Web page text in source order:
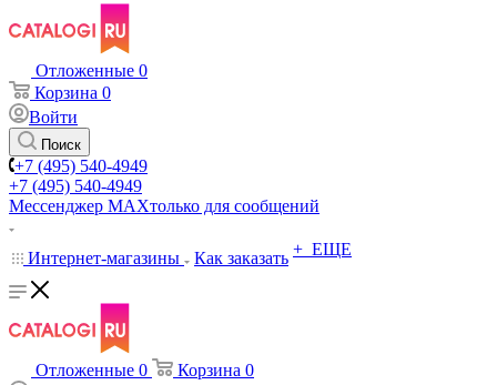
Отложенные 0
Корзина 0
Войти
Поиск
+7 (495) 540-4949
+7 (495) 540-4949
Мессенджер МАХтолько для сообщений
Интернет-магазины Как заказать + ЕЩЕ
Отложенные 0 Корзина 0